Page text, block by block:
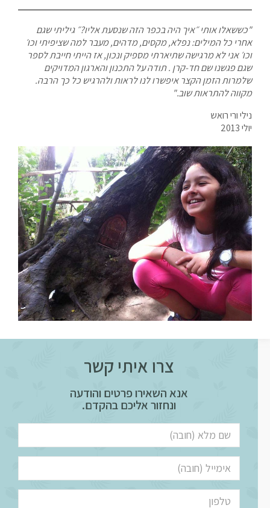
"כששאלו אותי ״איך היה בכפר הזה שנסעת אליו?״ גיליתי שגם
אחרי כל המילים: נפלא, מקסים, מדהים, מעבר למה שציפיתי וכו׳
וכו׳ אני לא מרגישה שתיארתי מספיק ונכון, אז הייתי חייבת לספר
שגם פגשנו שם חד-קרן . תודה על התכנון והארגון המדויקים
שלמרות הזמן הקצר איפשרו לנו לראות ולהרגיש כל כך הרבה.
מקווה להתראות שוב."
נילי ורי רואש
יולי 2013
צרו איתי קשר
אנא השאירו פרטים והודעה
ונחזור אליכם בהקדם.